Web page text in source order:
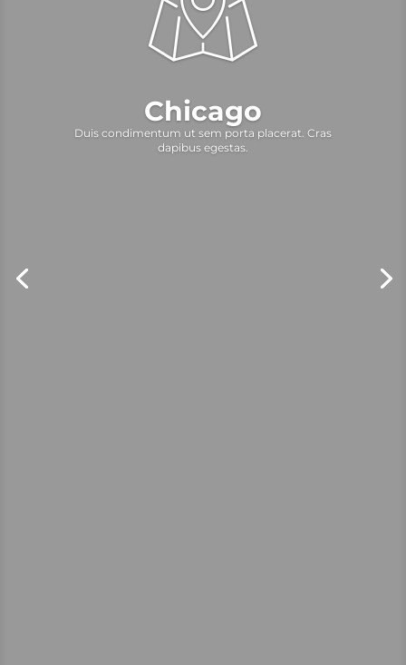
Chicago
Duis condimentum ut sem porta placerat. Cras
dapibus egestas.